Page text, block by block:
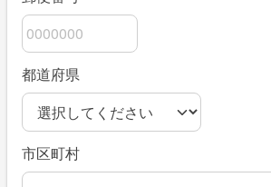
都道府県
市区町村